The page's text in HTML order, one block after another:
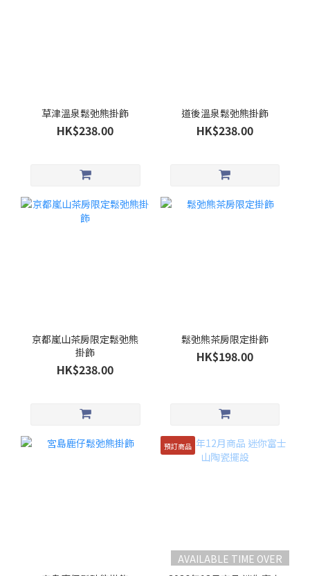
草津溫泉鬆弛熊掛飾
HK$238.00
道後溫泉鬆弛熊掛飾
HK$238.00
京都嵐山茶房限定鬆弛熊
掛飾
HK$238.00
鬆弛熊茶房限定掛飾
HK$198.00
預訂商品
AVAILABLE TIME OVER